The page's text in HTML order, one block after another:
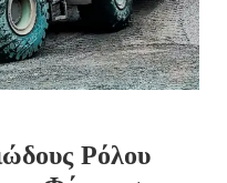
Ρόλου